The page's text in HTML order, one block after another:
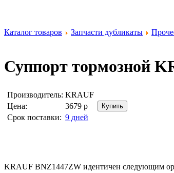
Каталог товаров Запчасти дубликаты
Суппорт тормозной
Производитель: KRAUF
Цена:
3679 р
Срок поставки: 9 дней
KRAUF BNZ1447ZW идентичен следующим